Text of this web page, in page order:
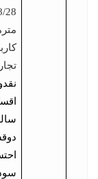
28